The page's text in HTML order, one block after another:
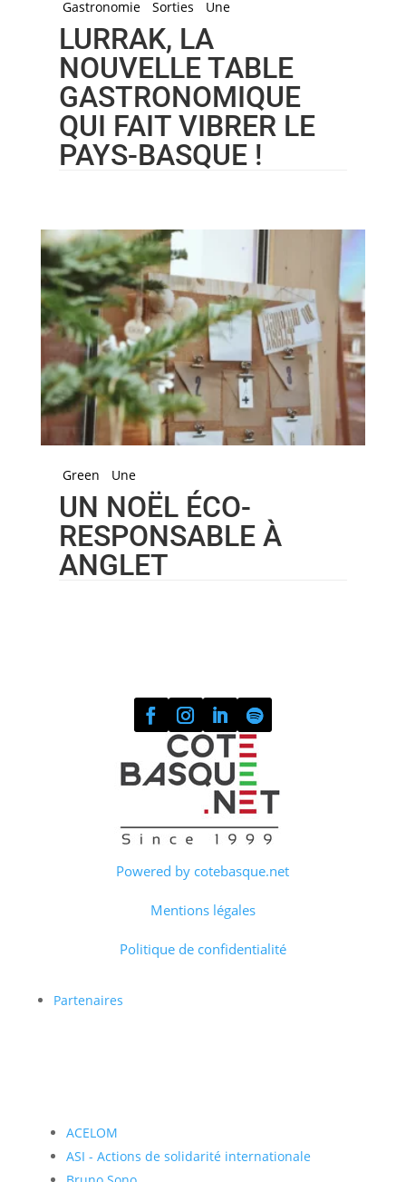
Gastronomie Sorties Une
LURRAK, LA
NOUVELLE TABLE
GASTRONOMIQUE
QUI FAIT VIBRER LE
PAYS-BASQUE !
Green Une
UN NOËL ÉCO-
RESPONSABLE À
ANGLET
Powered by cotebasque.net
Mentions légales
Politique de confidentialité
Partenaires
ACELOM
ASI - Actions de solidarité internationale